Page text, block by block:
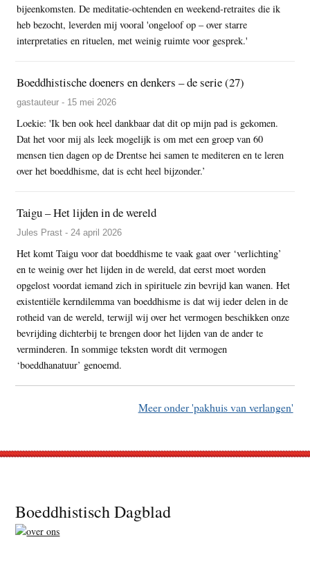
bijeenkomsten. De meditatie-ochtenden en weekend-retraites die ik
heb bezocht, leverden mij vooral 'ongeloof op – over starre
interpretaties en rituelen, met weinig ruimte voor gesprek.'
Boeddhistische doeners en denkers – de serie (27)
gastauteur - 15 mei 2026
Loekie: 'Ik ben ook heel dankbaar dat dit op mijn pad is gekomen.
Dat het voor mij als leek mogelijk is om met een groep van 60
mensen tien dagen op de Drentse hei samen te mediteren en te leren
over het boeddhisme, dat is echt heel bijzonder.’
Taigu – Het lijden in de wereld
Jules Prast - 24 april 2026
Het komt Taigu voor dat boeddhisme te vaak gaat over ‘verlichting’
en te weinig over het lijden in de wereld, dat eerst moet worden
opgelost voordat iemand zich in spirituele zin bevrijd kan wanen. Het
existentiële kerndilemma van boeddhisme is dat wij ieder delen in de
rotheid van de wereld, terwijl wij over het vermogen beschikken onze
bevrijding dichterbij te brengen door het lijden van de ander te
verminderen. In sommige teksten wordt dit vermogen
‘boeddhanatuur’ genoemd.
Meer onder 'pakhuis van verlangen'
Footer
Boeddhistisch Dagblad